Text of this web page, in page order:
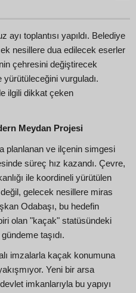
toplantısı yapıldı. Belediye
nesillere dua edilecek eserler
çehresini değiştirecek
vurguladı.
ilgili dikkat çeken
Meydan Projesi
planlanan ve ilçenin simgesi
süreç hız kazandı. Çevre,
ile koordineli yürütülen
gelecek nesillere miras
Odabaşı, bu hedefin
olan "kaçak" statüsündeki
taşıdı.
imzalarla kaçak konumuna
Yeni bir arsa
imkanlarıyla bu yapıyı